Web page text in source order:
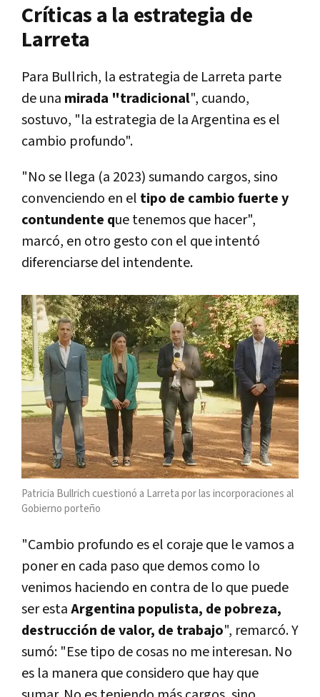
Críticas a la estrategia de
Larreta
Para Bullrich, la estrategia de Larreta parte
de una mirada "tradicional", cuando,
sostuvo, "la estrategia de la Argentina es el
cambio profundo".
"No se llega (a 2023) sumando cargos, sino
convenciendo en el tipo de cambio fuerte y
contundente que tenemos que hacer",
marcó, en otro gesto con el que intentó
diferenciarse del intendente.
Patricia Bullrich cuestionó a Larreta por las incorporaciones al
Gobierno porteño
"Cambio profundo es el coraje que le vamos a
poner en cada paso que demos como lo
venimos haciendo en contra de lo que puede
ser estaArgentina populista, de pobreza,
destrucción de valor, de trabajo", remarcó. Y
sumó: "Ese tipo de cosas no me interesan. No
es la manera que considero que hay que